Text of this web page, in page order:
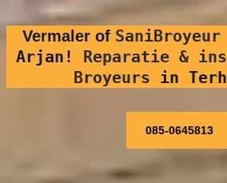
Vermaler of
Arjan! Reparatie &
Broyeurs in
085-0645813